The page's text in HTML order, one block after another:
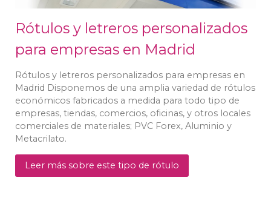
Rótulos y letreros personalizados
para empresas en Madrid
Rótulos y letreros personalizados para empresas en
Madrid Disponemos de una amplia variedad de rótulos
económicos fabricados a medida para todo tipo de
empresas, tiendas, comercios, oficinas, y otros locales
comerciales de materiales; PVC Forex, Aluminio y
Metacrilato.
Leer más sobre este tipo de rótulo